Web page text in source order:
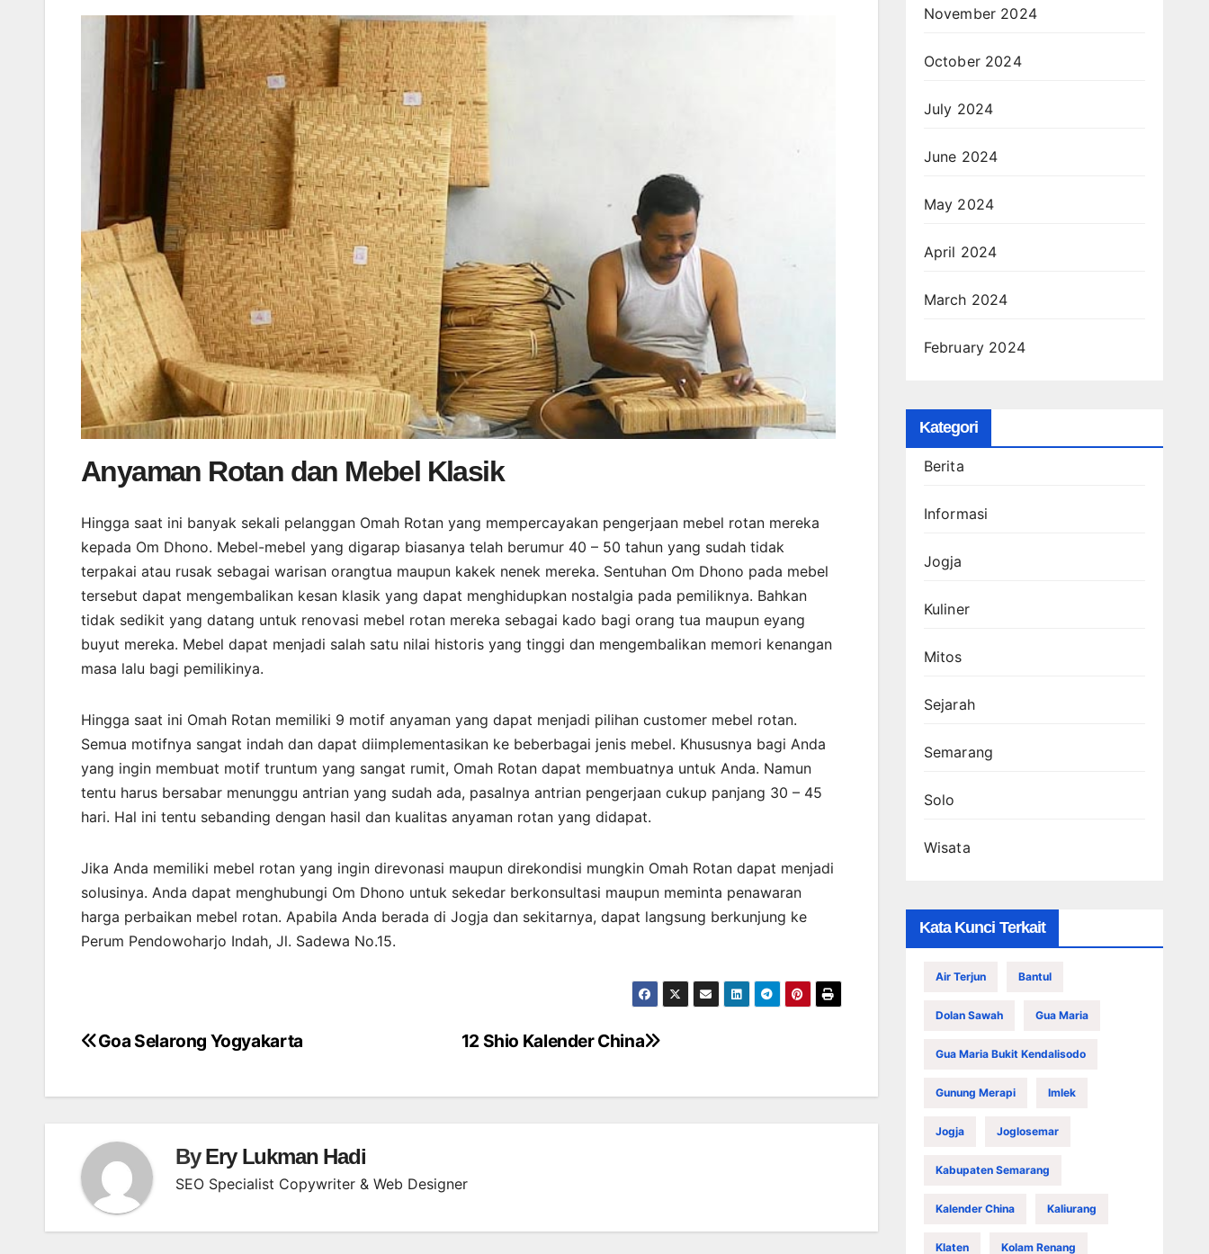
Anyaman Rotan dan Mebel Klasik
Hingga saat ini banyak sekali pelanggan Omah Rotan yang mempercayakan pengerjaan mebel rotan mereka
kepada Om Dhono. Mebel-mebel yang digarap biasanya telah berumur 40 – 50 tahun yang sudah tidak
terpakai atau rusak sebagai warisan orangtua maupun kakek nenek mereka. Sentuhan Om Dhono pada mebel
tersebut dapat mengembalikan kesan klasik yang dapat menghidupkan nostalgia pada pemiliknya. Bahkan
tidak sedikit yang datang untuk renovasi mebel rotan mereka sebagai kado bagi orang tua maupun eyang
buyut mereka. Mebel dapat menjadi salah satu nilai historis yang tinggi dan mengembalikan memori kenangan
masa lalu bagi pemilikinya.
Hingga saat ini Omah Rotan memiliki 9 motif anyaman yang dapat menjadi pilihan customer mebel rotan.
Semua motifnya sangat indah dan dapat diimplementasikan ke beberbagai jenis mebel. Khususnya bagi Anda
yang ingin membuat motif truntum yang sangat rumit, Omah Rotan dapat membuatnya untuk Anda. Namun
tentu harus bersabar menunggu antrian yang sudah ada, pasalnya antrian pengerjaan cukup panjang 30 – 45
hari. Hal ini tentu sebanding dengan hasil dan kualitas anyaman rotan yang didapat.
Jika Anda memiliki mebel rotan yang ingin direvonasi maupun direkondisi mungkin Omah Rotan dapat menjadi
solusinya. Anda dapat menghubungi Om Dhono untuk sekedar berkonsultasi maupun meminta penawaran
harga perbaikan mebel rotan. Apabila Anda berada di Jogja dan sekitarnya, dapat langsung berkunjung ke
Perum Pendowoharjo Indah, Jl. Sadewa No.15.
Post
12 Shio Kalender China
Goa Selarong Yogyakarta
ByEry Lukman Hadi
SEO Specialist Copywriter & Web Designer
November 2024
October 2024
July 2024
June 2024
May 2024
April 2024
March 2024
February 2024
Kategori
Berita
Informasi
Jogja
Kuliner
Mitos
Sejarah
Semarang
Solo
Wisata
Kata Kunci Terkait
Air Terjun Bantul
Dolan Sawah Gua Maria
Gua Maria Bukit Kendalisodo
Gunung Merapi Imlek
Jogja Joglosemar
Kabupaten Semarang
Kalender China Kaliurang
Klaten Kolam Renang